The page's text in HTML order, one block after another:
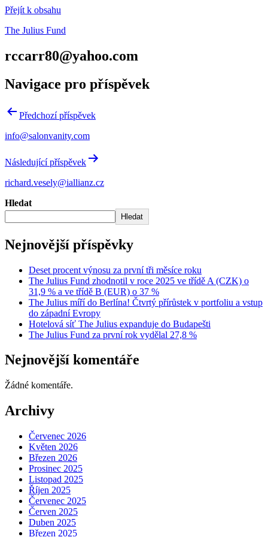
Přejít k obsahu
The Julius Fund
rccarr80@yahoo.com
Navigace pro příspěvek
Předchozí příspěvek
info@salonvanity.com
Následující příspěvek
richard.vesely@iallianz.cz
Hledat
Hledat
Nejnovější příspěvky
Deset procent výnosu za první tři měsíce roku
The Julius Fund zhodnotil v roce 2025 ve třídě A (CZK) o
31,9 % a ve třídě B (EUR) o 37 %
The Julius míří do Berlína! Čtvrtý přírůstek v portfoliu a vstup
do západní Evropy
Hotelová síť The Julius expanduje do Budapešti
The Julius Fund za první rok vydělal 27,8 %
Nejnovější komentáře
Žádné komentáře.
Archivy
Červenec 2026
Květen 2026
Březen 2026
Prosinec 2025
Listopad 2025
Říjen 2025
Červenec 2025
Červen 2025
Duben 2025
Březen 2025